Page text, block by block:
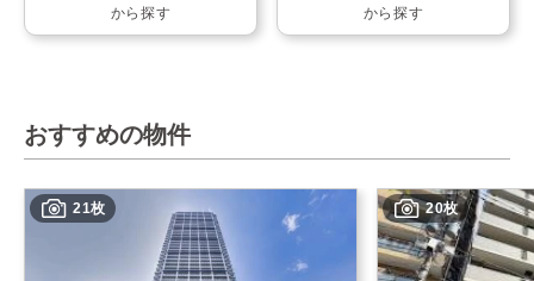
から探す から探す
おすすめの物件
21枚 20枚